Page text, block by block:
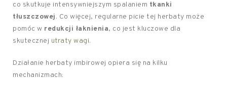
co skutkuje intensywniejszym spalaniem tkanki
tłuszczowej. Co więcej, regularne picie tej herbaty może
pomóc w redukcji łaknienia, co jest kluczowe dla
skutecznej utraty wagi.
Działanie herbaty imbirowej opiera się na kilku
mechanizmach: